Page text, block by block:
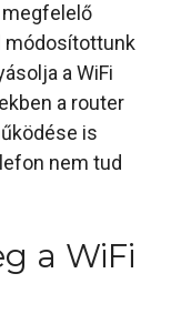
megfelelő
módosítottunk
a WiFi
a router
is
nem tud
a WiFi